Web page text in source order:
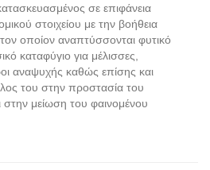
σε επιφάνεια
στοιχείου με την βοήθεια
οποίον αναπτύσσονται φυτικό
καταφύγιο για μέλισσες,
αναψυχής καθώς επίσης και
του στην προστασία του
στην μείωση του φαινομένου